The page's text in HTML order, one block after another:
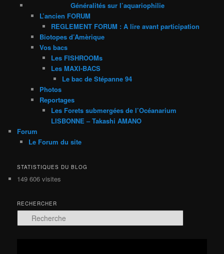
Généralités sur l’aquariophilie
L’ancien FORUM
REGLEMENT FORUM : A lire avant participation
Biotopes d’Amèrique
Vos bacs
Les FISHROOMs
Les MAXI-BACS
Le bac de Stépanne 94
Photos
Reportages
Les Forets submergées de l’Océanarium
LISBONNE – Takashi AMANO
Forum
Le Forum du site
STATISTIQUES DU BLOG
149 606 visites
RECHERCHER
e